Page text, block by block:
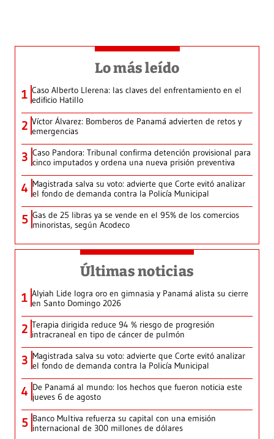
Lo más leído
1 Caso Alberto Llerena: las claves del enfrentamiento en el
edificio Hatillo
2 Víctor Álvarez: Bomberos de Panamá advierten de retos y
emergencias
3 Caso Pandora: Tribunal confirma detención provisional para
cinco imputados y ordena una nueva prisión preventiva
4 Magistrada salva su voto: advierte que Corte evitó analizar
el fondo de demanda contra la Policía Municipal
5 Gas de 25 libras ya se vende en el 95% de los comercios
minoristas, según Acodeco
Últimas noticias
1 Alyiah Lide logra oro en gimnasia y Panamá alista su cierre
en Santo Domingo 2026
2 Terapia dirigida reduce 94 % riesgo de progresión
intracraneal en tipo de cáncer de pulmón
3 Magistrada salva su voto: advierte que Corte evitó analizar
el fondo de demanda contra la Policía Municipal
4 De Panamá al mundo: los hechos que fueron noticia este
jueves 6 de agosto
5 Banco Multiva refuerza su capital con una emisión
internacional de 300 millones de dólares